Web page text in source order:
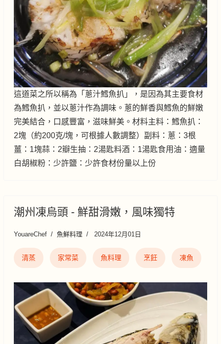
這道菜之所以稱為「蔥汁鱈魚扒」，是因為其主要食材
為鱈魚扒，並以蔥汁作為調味。蔥的鮮香與鱈魚的鮮嫩
完美結合，口感豐富，滋味鮮美。材料主料：鱈魚扒：
2塊（約200克/塊，可根據人數調整）副料：蔥：3根
薑：1塊蒜：2瓣生抽：2湯匙料酒：1湯匙食用油：適量
白胡椒粉：少許鹽：少許食材份量以上份
潮州凍烏頭 - 鮮甜滑嫩，風味獨特
YouareChef 魚鮮料理 2024年12月01日
清蒸 家常菜 魚料理 烹飪 凍魚